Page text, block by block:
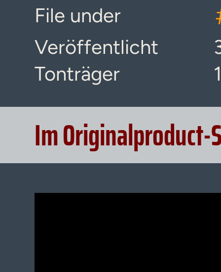
File under
Veröffentlicht
Tonträger
Im